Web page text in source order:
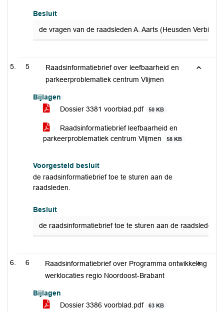
Besluit
de vragen van de raadsleden A. Aarts (Heusden
5
Raadsinformatiebrief over leefbaarheid en
parkeerproblematiek centrum Vlijmen
Bijlagen
Dossier 3381 voorblad.pdf
50 KB
Raadsinformatiebrief leefbaarheid en
parkeerproblematiek centrum Vlijmen
58 KB
Voorgesteld besluit
de raadsinformatiebrief toe te sturen aan de
raadsleden.
Besluit
de raadsinformatiebrief toe te sturen aan de raadsleden.
6
Raadsinformatiebrief over Programma ontwikkeling
werklocaties regio Noordoost-Brabant
Bijlagen
Dossier 3386 voorblad.pdf
63 KB